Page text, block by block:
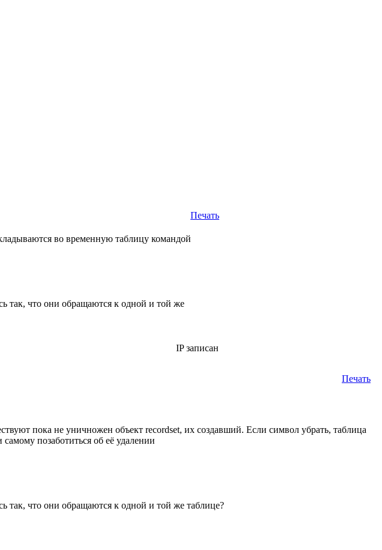
Печать
во временную таблицу командой
так, что они обращаются к одной и той же
IP записан
Печать
пока не уничножен объект recordset, их создавший. Если символ убрать, таблица
позаботиться об её удалении
так, что они обращаются к одной и той же таблице?